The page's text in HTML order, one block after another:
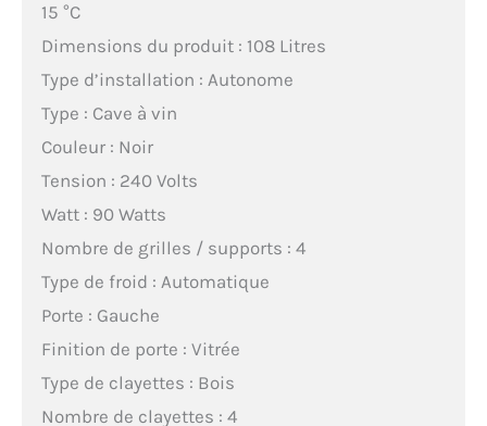
15 °C
Dimensions du produit : 108 Litres
Type d’installation : Autonome
Type : Cave à vin
Couleur : Noir
Tension : 240 Volts
Watt : 90 Watts
Nombre de grilles / supports : 4
Type de froid : Automatique
Porte : Gauche
Finition de porte : Vitrée
Type de clayettes : Bois
Nombre de clayettes : 4